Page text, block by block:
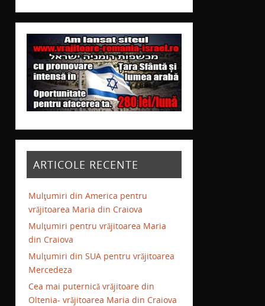
ARTICOLE RECENTE
Mulţumiri din America pentru
vrăjitoarea Maria din Craiova
Mulţumiri pentru vrăjitoarea Maria
din Craiova
Mulţumiri din SUA pentru vrăjitoarea
Mercedeza
Cea mai puternică vrăjitoare din
Oltenia- vrăjitoarea Maria din Craiova